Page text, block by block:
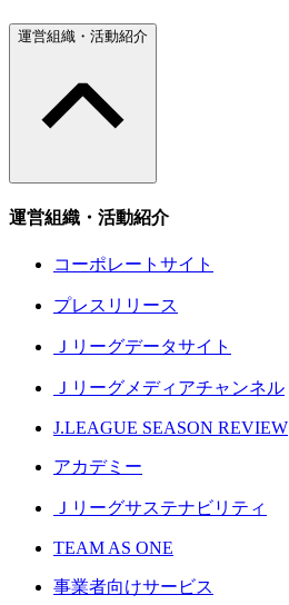
運営組織・活動紹介
運営組織・活動紹介
コーポレートサイト
プレスリリース
Ｊリーグデータサイト
Ｊリーグメディアチャンネル
J.LEAGUE SEASON REVIEW
アカデミー
Ｊリーグサステナビリティ
TEAM AS ONE
事業者向けサービス